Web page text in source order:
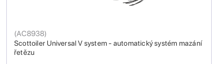
Scottoiler Universal V system - automatický systém mazání
řetězu
(AC8938)